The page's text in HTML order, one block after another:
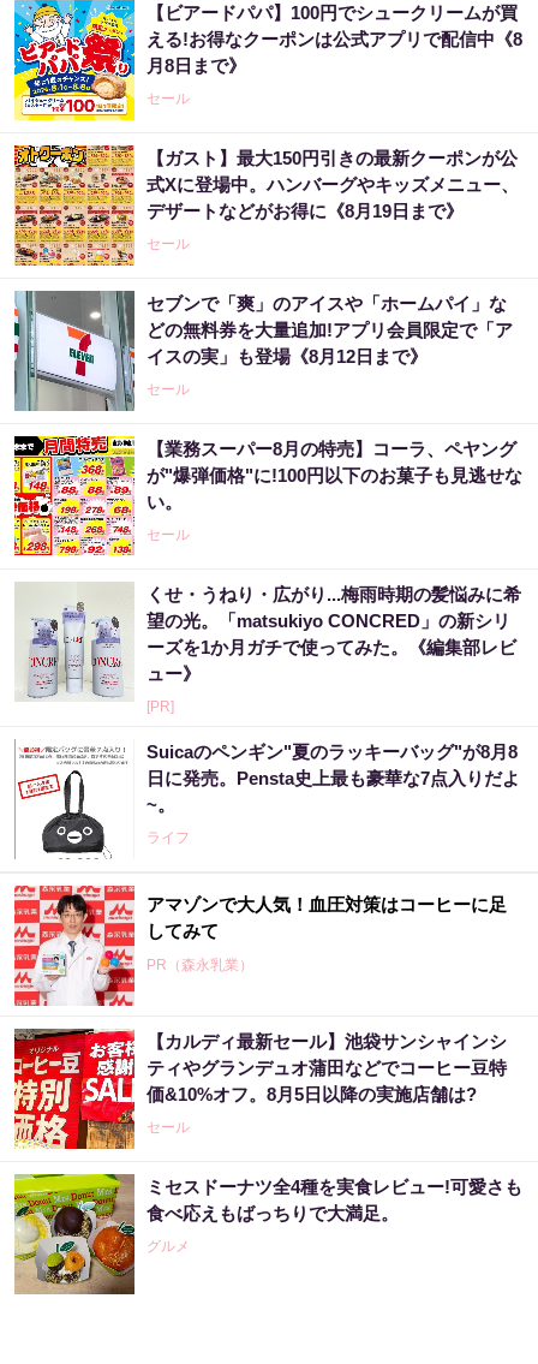
【ビアードパパ】100円でシュークリームが買
える!お得なクーポンは公式アプリで配信中《8
月8日まで》
セール
【ガスト】最大150円引きの最新クーポンが公
式Xに登場中。ハンバーグやキッズメニュー、
デザートなどがお得に《8月19日まで》
セール
セブンで「爽」のアイスや「ホームパイ」な
どの無料券を大量追加!アプリ会員限定で「ア
イスの実」も登場《8月12日まで》
セール
【業務スーパー8月の特売】コーラ、ペヤング
が"爆弾価格"に!100円以下のお菓子も見逃せな
い。
セール
くせ・うねり・広がり...梅雨時期の髪悩みに希
望の光。「matsukiyo CONCRED」の新シリ
ーズを1か月ガチで使ってみた。《編集部レビ
ュー》
[PR]
Suicaのペンギン"夏のラッキーバッグ"が8月8
日に発売。Pensta史上最も豪華な7点入りだよ
~。
ライフ
アマゾンで大人気！血圧対策はコーヒーに足
してみて
PR（森永乳業）
【カルディ最新セール】池袋サンシャインシ
ティやグランデュオ蒲田などでコーヒー豆特
価&10%オフ。8月5日以降の実施店舗は?
セール
ミセスドーナツ全4種を実食レビュー!可愛さも
食べ応えもばっちりで大満足。
グルメ